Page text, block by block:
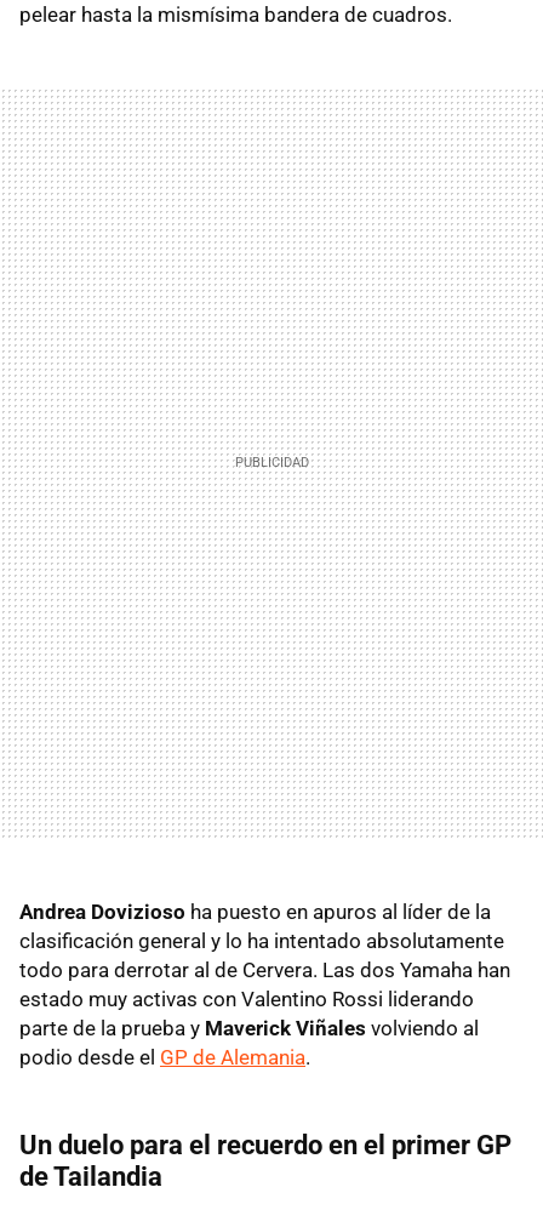
pelear hasta la mismísima bandera de cuadros.
Andrea Dovizioso ha puesto en apuros al líder de la
clasificación general y lo ha intentado absolutamente
todo para derrotar al de Cervera. Las dos Yamaha han
estado muy activas con Valentino Rossi liderando
parte de la prueba y Maverick Viñales volviendo al
podio desde el GP de Alemania.
Un duelo para el recuerdo en el primer GP
de Tailandia